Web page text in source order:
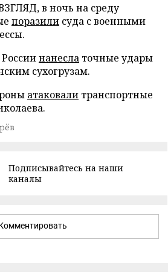
в ночь на среду
поразили суда с военными
нанесла точные удары
сухогрузам.
атаковали транспортные
Подписывайтесь на наши
каналы